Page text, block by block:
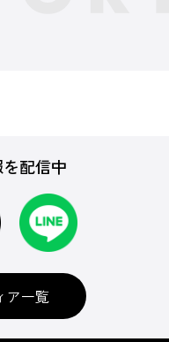
配信中
ア一覧